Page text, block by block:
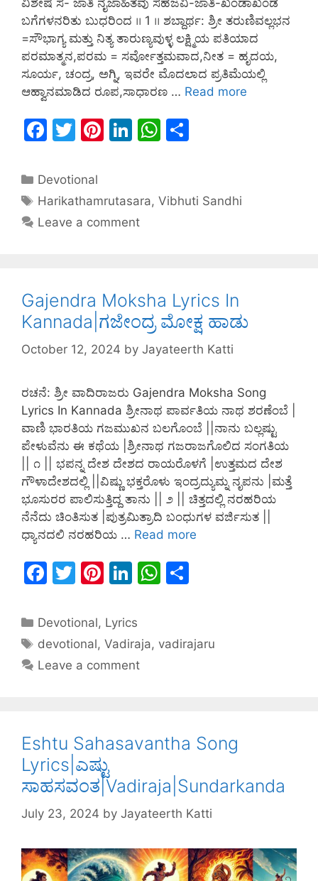
ಬಗೆಗಳನರಿತು ಬುಧರಿಂದ ।। 1 ।। ಶಬ್ದಾರ್ಥ: ಶ್ರೀ ತರುಣಿವಲ್ಲಭನ
=ಸೌಭಾಗ್ಯ ಮತ್ತು ನಿತ್ಯ ತಾರುಣ್ಯವುಳ್ಳ ಲಕ್ಷ್ಮಿಯ ಪತಿಯಾದ
ಪರಮಾತ್ಮನ,ಪರಮ = ಸರ್ವೋತ್ತಮವಾದ,ನೀತ = ಹೃದಯ,
ಸೂರ್ಯ, ಚಂದ್ರ, ಅಗ್ನಿ, ಇವರೇ ಮೊದಲಾದ ಪ್ರತಿಮೆಯಲ್ಲಿ
ಆಹ್ವಾನಮಾಡಿದ ರೂಪ,ಸಾಧಾರಣ … Read more
F
c
e
b
k
T
itt
er
Pi
e
st
Li
e
dI
W
s e
Devotional
Harikathamrutasara,Vibhuti Sandhi
Leave a comment
Gajendra Moksha Lyrics In
Kannada|ಗಜೇಂದ್ರ ಮೋಕ್ಷ ಹಾಡು
October 12, 2024 by Jayateerth Katti
ರಚನೆ: ಶ್ರೀ ವಾದಿರಾಜರು Gajendra Moksha Song
Lyrics In Kannada ಶ್ರೀನಾಥ ಪಾರ್ವತಿಯ ನಾಥ ಶರಣೆಂಬೆ |
ವಾಣಿ ಭಾರತಿಯ ಗಜಮುಖನ ಬಲಗೊಂಬೆ ||ನಾನು ಬಲ್ಲಷ್ಟು
ಪೇಳುವೆನು ಈ ಕಥೆಯ |ಶ್ರೀನಾಥ ಗಜರಾಜಗೊಲಿದ ಸಂಗತಿಯ
|| ೧ || ಭಪನ್ನ ದೇಶ ದೇಶದ ರಾಯರೊಳಗೆ |ಉತ್ತಮದ ದೇಶ
ಗೌಳಾದೇಶದಲ್ಲಿ ||ವಿಷ್ಣು ಭಕ್ತರೊಳು ಇಂದ್ರದ್ಯುಮ್ನ ನೃಪನು |ಮತ್ತೆ
ಭೂಸುರರ ಪಾಲಿಸುತ್ತಿದ್ದ ತಾನು || ೨ || ಚಿತ್ತದಲ್ಲಿ ನರಹರಿಯ
ನೆನೆದು ಚಿಂತಿಸುತ |ಪುತ್ರಮಿತ್ರಾದಿ ಬಂಧುಗಳ ವರ್ಜಿಸುತ ||
ಧ್ಯಾನದಲಿ ನರಹರಿಯ … Read more
F
c
e
b
k
T
itt
er
Pi
er
e
st
Li
k
e
dI
W
s
e
Devotional, Lyrics
devotional,Vadiraja, vadirajaru
Leave a comment
Eshtu Sahasavantha Song
Lyrics|ಎಷ್ಟು
ಸಾಹಸವಂತ|Vadiraja|Sundarkanda
July 23, 2024 by Jayateerth Katti